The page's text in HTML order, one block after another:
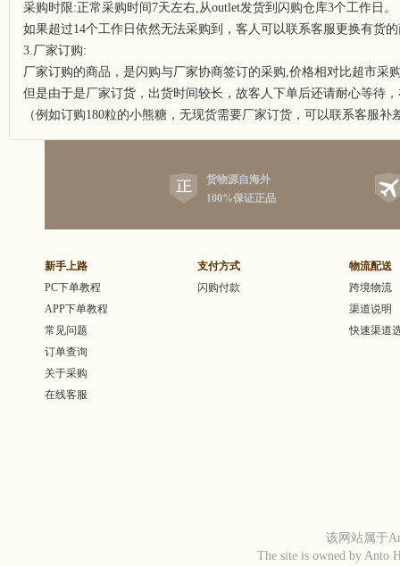
采购时限:正常采购时间7天左右,从outlet发货到闪购仓库3个工作日。
如果超过14个工作日依然无法采购到，客人可以联系客服更换有货
3.厂家订购:
厂家订购的商品，是闪购与厂家协商签订的采购,价格相对比超市采
但是由于是厂家订货，出货时间较长，故客人下单后还请耐心等待
（例如订购180粒的小熊糖，无现货需要厂家订货，可以联系客服补
货物源自海外
100%保证正品
新手上路
PC下单教程
APP下单教程
常见问题
订单查询
关于采购
在线客服
支付方式
闪购付款
物流配送
跨境物流
渠道说明
快速渠道
该网站属于
The site is owned by Anto